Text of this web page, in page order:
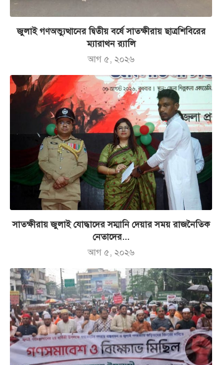
জুলাই গণঅভ্যুত্থানের দ্বিতীয় বর্ষে সাতক্ষীরায় ছাত্রশিবিরের
ম্যারাথন র‌্যালি
আগ ৫, ২০২৬
সাতক্ষীরায় জুলাই যোদ্ধাদের সম্মানি দেয়ার সময় রাজনৈতিক
নেতাদের...
আগ ৫, ২০২৬